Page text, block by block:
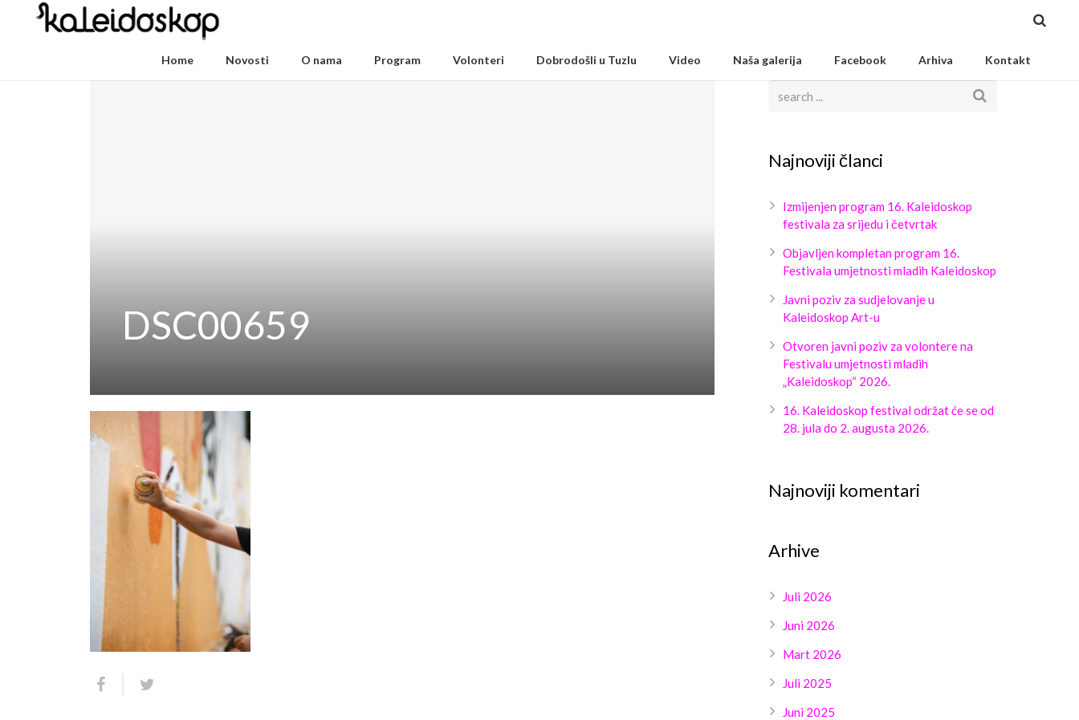
Home Novosti O nama Program Volonteri Dobrodošli u Tuzlu Video Naša galerija Facebook Arhiva Kontakt
DSC00659
Najnoviji članci
Izmijenjen program 16. Kaleidoskop
festivala za srijedu i četvrtak
Objavljen kompletan program 16.
Festivala umjetnosti mladih Kaleidoskop
Javni poziv za sudjelovanje u
Kaleidoskop Art-u
Otvoren javni poziv za volontere na
Festivalu umjetnosti mladih
„Kaleidoskop“ 2026.
16. Kaleidoskop festival održat će se od
28. jula do 2. augusta 2026.
Najnoviji komentari
Arhive
Juli 2026
Juni 2026
Mart 2026
Juli 2025
Juni 2025